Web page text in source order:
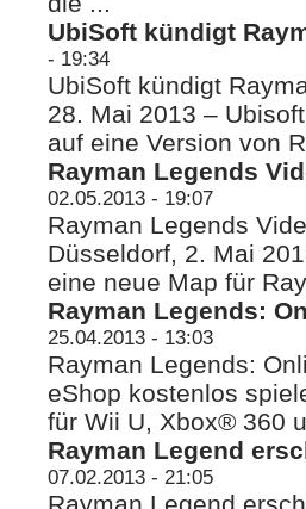
UbiSoft kündigt
- 19:34
UbiSoft kündigt
28. Mai 2013 –
auf eine Version von
Rayman Legends
02.05.2013 - 19:07
Rayman Legends
Düsseldorf, 2. Mai
eine neue Map für
Rayman Legends:
25.04.2013 - 13:03
Rayman Legends:
eShop kostenlos
für Wii U, Xbox® 360
Rayman Legend
07.02.2013 - 21:05
Rayman Legend